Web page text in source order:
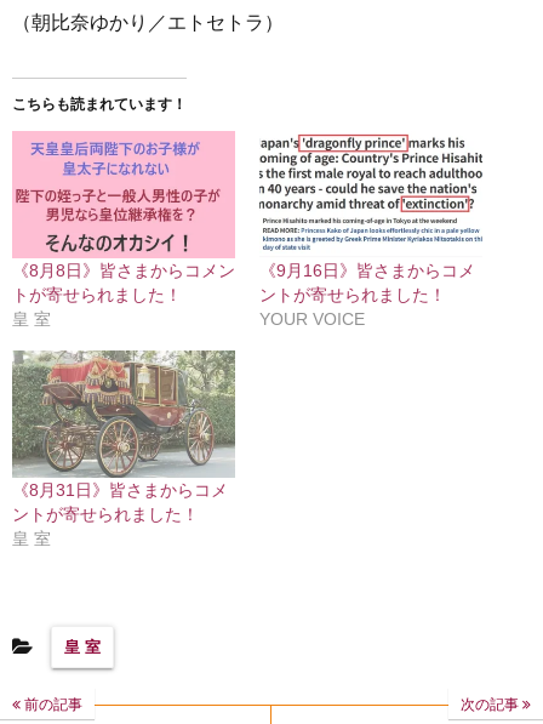
（朝比奈ゆかり／エトセトラ）
こちらも読まれています！
《8月8日》皆さまからコメン
トが寄せられました！
皇 室
《9月16日》皆さまからコメ
ントが寄せられました！
YOUR VOICE
《8月31日》皆さまからコメ
ントが寄せられました！
皇 室
皇 室
前の記事 次の記事